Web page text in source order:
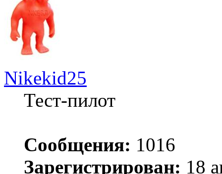
Nikekid25
Тест-пилот
Сообщения: 1016
Зарегистрирован: 18